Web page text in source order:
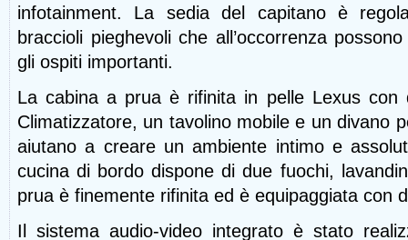
infotainment. La sedia del capitano è
braccioli pieghevoli che all’occorrenza
gli ospiti importanti.
La cabina a prua è rifinita in pelle Lexus con
Climatizzatore, un tavolino mobile e un divano
aiutano a creare un ambiente intimo e
cucina di bordo dispone di due fuochi,
prua è finemente rifinita ed è equipaggiata con
Il sistema audio-video integrato è stato